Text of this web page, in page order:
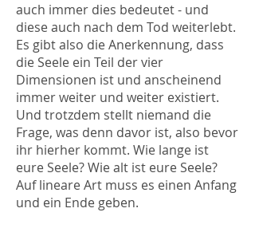
auch immer dies bedeutet - und
diese auch nach dem Tod weiterlebt.
Es gibt also die Anerkennung, dass
die Seele ein Teil der vier
Dimensionen ist und anscheinend
immer weiter und weiter existiert.
Und trotzdem stellt niemand die
Frage, was denn davor ist, also bevor
ihr hierher kommt. Wie lange ist
eure Seele? Wie alt ist eure Seele?
Auf lineare Art muss es einen Anfang
und ein Ende geben.